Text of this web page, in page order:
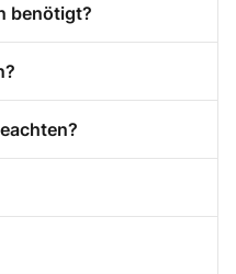
benötigt?